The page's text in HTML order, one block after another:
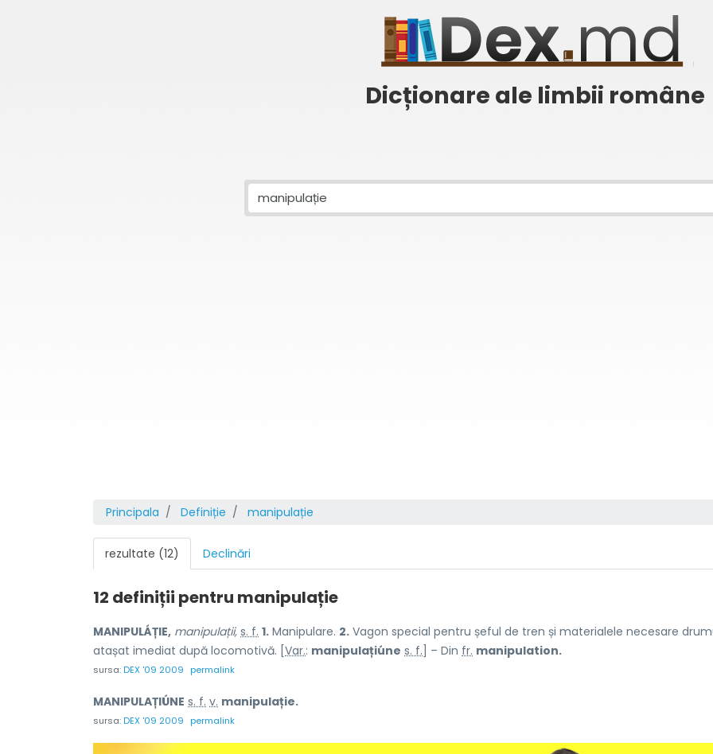
Dicționare ale limbii române
Principala Definiție manipulație
rezultate (12) Declinări
12 definiții pentru manipulație
MANIPULÁȚIE, manipulații, s. f. 1. Manipulare. 2. Vagon special pentru șeful de tren și materialele necesare
atașat imediat după locomotivă. [ Var.: manipulațiúne s. f. ] – Din fr. manipulation.
sursa:DEX '09 2009 permalink
MANIPULAȚIÚNE s. f. v. manipulație.
sursa:DEX '09 2009 permalink